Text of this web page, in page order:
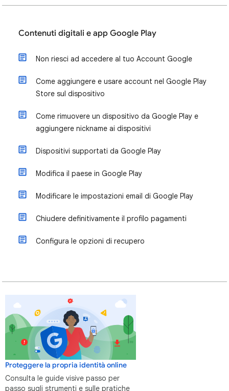
Contenuti digitali e app Google Play
Non riesci ad accedere al tuo Account Google
Come aggiungere e usare account nel Google Play
Store sul dispositivo
Come rimuovere un dispositivo da Google Play e
aggiungere nickname ai dispositivi
Dispositivi supportati da Google Play
Modifica il paese in Google Play
Modificare le impostazioni email di Google Play
Chiudere definitivamente il profilo pagamenti
Configura le opzioni di recupero
Proteggere la propria identità online
Consulta le guide visive passo per
passo sugli strumenti e sulle pratiche